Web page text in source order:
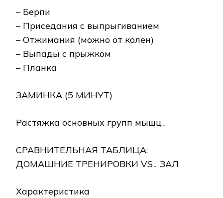
– Берпи
– Приседания с выпрыгиванием
– Отжимания (можно от колен)
– Выпады с прыжком
– Планка
ЗАМИНКА (5 МИНУТ)
Растяжка основных групп мышц․
СРАВНИТЕЛЬНАЯ ТАБЛИЦА:
ДОМАШНИЕ ТРЕНИРОВКИ VS․ ЗАЛ
Характеристика